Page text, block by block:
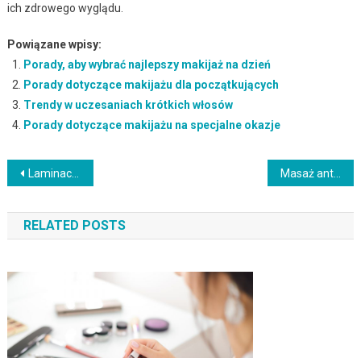
ich zdrowego wyglądu.
Powiązane wpisy:
Porady, aby wybrać najlepszy makijaż na dzień
Porady dotyczące makijażu dla początkujących
Trendy w uczesaniach krótkich włosów
Porady dotyczące makijażu na specjalne okazje
Nawigacja
wpisu
Laminacja włosów siemieniem lnianym: korzyści i jak to zrobić? Masaż antycellulitowy: techniki, efekty i przeciwwskazania
RELATED POSTS